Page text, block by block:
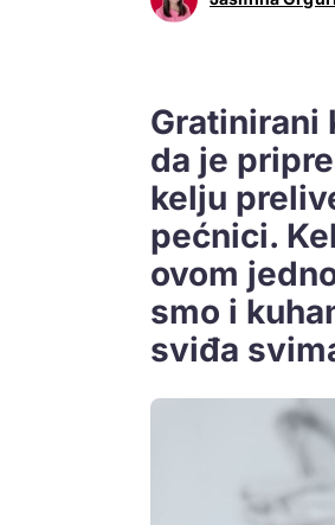
Gratinirani
da je
kelju
pećnici.
ovom
smo i
sviđa